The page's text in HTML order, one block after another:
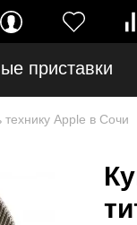
приставки
технику Apple в Сочи